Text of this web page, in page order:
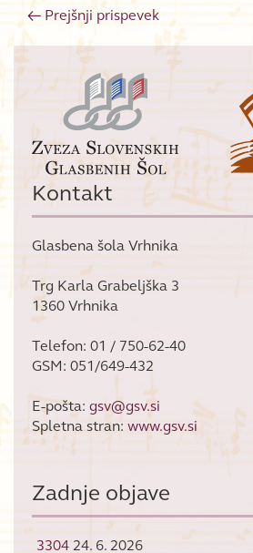
Post navigation
← Prejšnji prispevek
Kontakt
Glasbena šola Vrhnika
Trg Karla Grabeljška 3
1360 Vrhnika
Telefon: 01 / 750-62-40
GSM: 051/649-432
E-pošta: gsv@gsv.si
Spletna stran: www.gsv.si
Zadnje objave
3304 24. 6. 2026